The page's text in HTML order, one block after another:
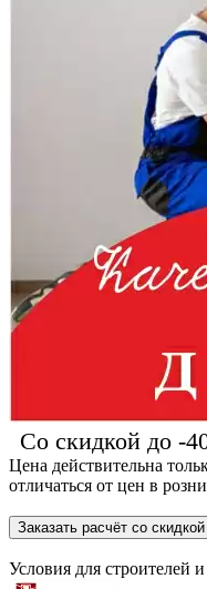
Со скидкой до -
Цена действительна
отличаться от цен в
Заказать расчёт со скидкой
Условия для строителей и